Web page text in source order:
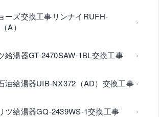
ーズ交換工事リンナイRUFH-
A）
給湯器GT-2470SAW-1BL交換工事
油給湯器UIB-NX372（AD）交換工事
ツ給湯器GQ-2439WS-1交換工事